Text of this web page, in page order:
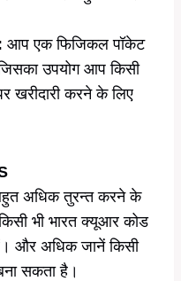
आप एक फिजिकल पॉकेट
उपयोग आप किसी
खरीदारी करने के लिए
अधिक तुरन्त करने के
भी भारत क्यूआर कोड
और अधिक जानें किसी
सकता है।